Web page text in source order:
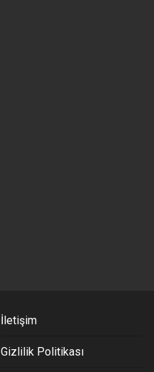
İletişim
Gizlilik Politikası